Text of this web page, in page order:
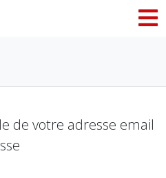
de votre adresse email